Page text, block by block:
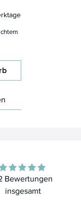
Bewertungen
insgesamt